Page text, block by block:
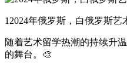
1 2024年俄罗斯，白俄罗斯艺
随着艺术留学热潮的持续升
的舞台。🎨